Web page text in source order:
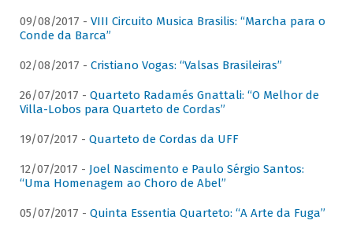
09/08/2017 - VIII Circuito Musica Brasilis: “Marcha para o
Conde da Barca”
02/08/2017 - Cristiano Vogas: “Valsas Brasileiras”
26/07/2017 - Quarteto Radamés Gnattali: “O Melhor de
Villa-Lobos para Quarteto de Cordas”
19/07/2017 - Quarteto de Cordas da UFF
12/07/2017 - Joel Nascimento e Paulo Sérgio Santos:
“Uma Homenagem ao Choro de Abel”
05/07/2017 - Quinta Essentia Quarteto: “A Arte da Fuga”